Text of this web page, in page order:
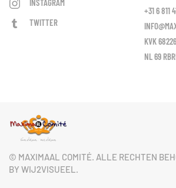
INSTAGRAM
TWITTER
+31 6 811
KVK
NL 69
© MAXIMAAL COMITÉ. ALLE RECHTEN
BY WIJ2VISUEEL.